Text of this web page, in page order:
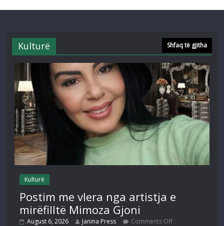
Kulturë Shfaq të gjitha
Kulturë
Postim me vlera nga artistja e
mirëfilltë Mimoza Gjoni
August 6, 2026 Janina Press Comments Off